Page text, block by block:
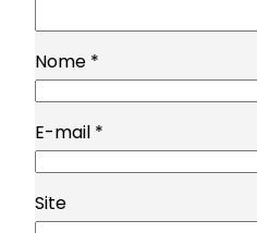
Nome *
E-mail *
Site